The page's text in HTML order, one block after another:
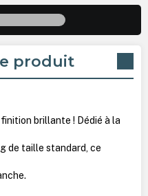
produit
brillante ! Dédié à la
de taille standard, ce